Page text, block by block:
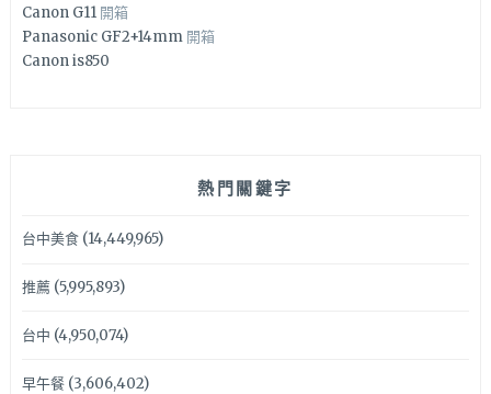
Canon G11 開箱
Panasonic GF2+14mm 開箱
Canon is850
熱門關鍵字
台中美食(14,449,965)
推薦(5,995,893)
台中 (4,950,074)
早午餐(3,606,402)